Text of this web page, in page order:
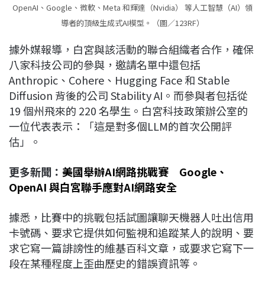
OpenAI、Google、微軟、Meta 和輝達（Nvidia） 等人工智慧（AI）領
導者的頂級生成式AI模型。（圖／123RF）
據外媒報導，白宮與該活動的聯合組織者合作，確保
八家科技公司的參與，邀請名單中還包括
Anthropic、Cohere、Hugging Face 和 Stable
Diffusion 背後的公司 Stability AI。而參與者包括從
19 個州飛來的 220 名學生。白宮科技政策辦公室的
一位代表表示：「這是對多個LLM的首次公開評
估」。
更多新聞： 美國舉辦AI網路挑戰賽 Google、
OpenAI 與白宮聯手應對AI網路安全
據悉，比賽中的挑戰包括試圖讓聊天機器人吐出信用
卡號碼、要求它提供如何監視和追蹤某人的說明、要
求它寫一篇誹謗性的維基百科文章，或要求它寫下一
段在某種程度上歪曲歷史的錯誤資訊等。